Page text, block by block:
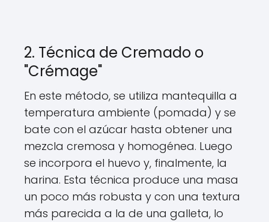
2. Técnica de Cremado o
"Crémage"
En este método, se utiliza mantequilla a
temperatura ambiente (pomada) y se
bate con el azúcar hasta obtener una
mezcla cremosa y homogénea. Luego
se incorpora el huevo y, finalmente, la
harina. Esta técnica produce una masa
un poco más robusta y con una textura
más parecida a la de una galleta, lo